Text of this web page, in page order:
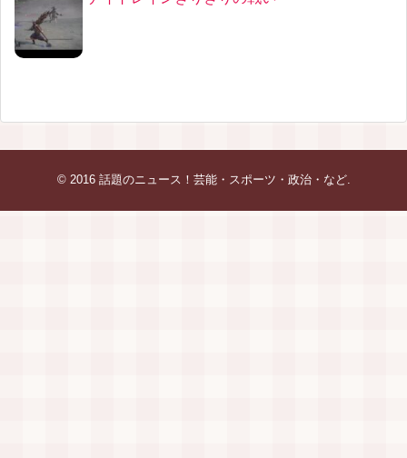
© 2016 話題のニュース！芸能・スポーツ・政治・など.